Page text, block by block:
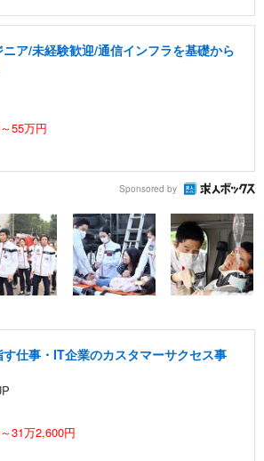
ア/未経験歓迎/通信インフラを基礎から
55万円
Sponsored by
仕事・IT企業のカスタマーサクセス事
31万2,600円